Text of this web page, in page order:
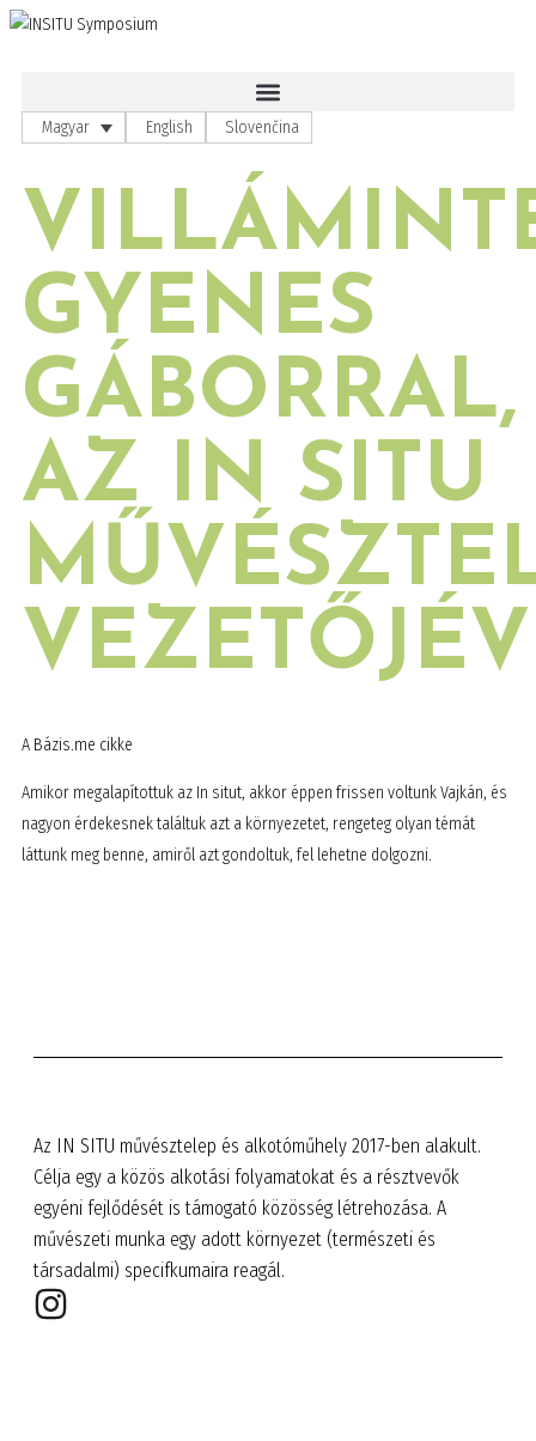
Magyar English Slovenčina
GYENES
GÁBORRAL,
AZ IN SITU
A Bázis.me cikke
Amikor megalapítottuk az In situt, akkor éppen frissen voltunk Vajkán, és
nagyon érdekesnek találtuk azt a környezetet, rengeteg olyan témát
láttunk meg benne, amiről azt gondoltuk, fel lehetne dolgozni.
Az IN SITU művésztelep és alkotóműhely 2017-ben alakult.
Célja egy a közös alkotási folyamatokat és a résztvevők
egyéni fejlődését is támogató közösség létrehozása. A
művészeti munka egy adott környezet (természeti és
társadalmi) specifkumaira reagál.